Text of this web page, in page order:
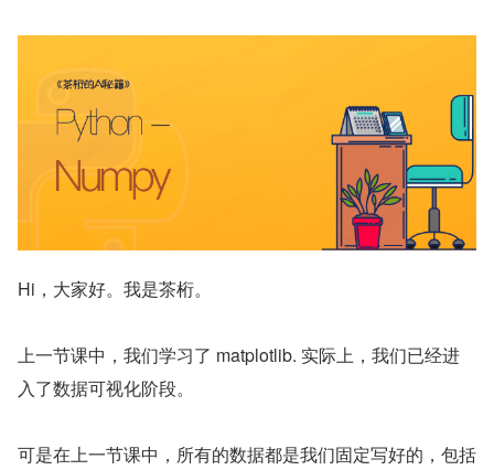
Hi，大家好。我是茶桁。
上一节课中，我们学习了 matplotlib. 实际上，我们已经进
入了数据可视化阶段。
可是在上一节课中，所有的数据都是我们固定写好的，包括